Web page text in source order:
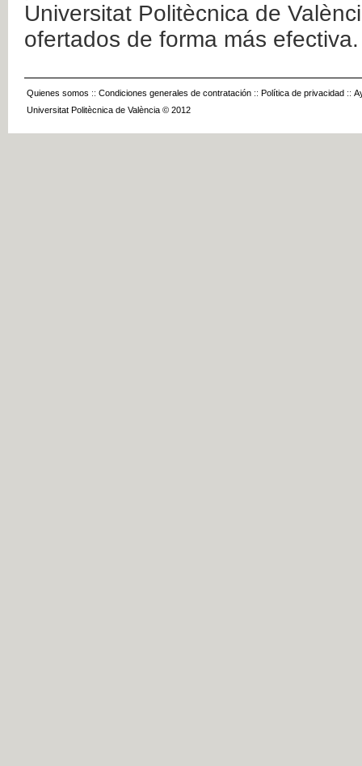
Universitat Politècnica de
ofertados de forma más efectiva.
Quienes somos :: Condiciones generales de contratación :: Política de privacidad ::
Universitat Politècnica de València © 2012